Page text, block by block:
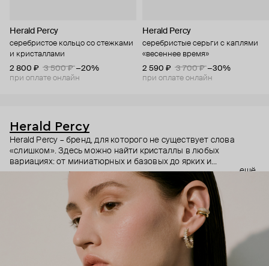
Herald Percy
серебристое кольцо со стежками
и кристаллами
2 800 ₽
3 500 ₽ −20%
при оплате онлайн
Herald Percy
серебристые серьги с каплями
«весеннее время»
2 590 ₽
3 700 ₽ −30%
при оплате онлайн
Herald Percy
Herald Percy – бренд, для которого не существует слова
«слишком». Здесь можно найти кристаллы в любых
вариациях: от миниатюрных и базовых до ярких и
массивных, которые сразу становятся главным элементом
образа. Героиня бренда – девушка из мегаполиса, которой
нужно как минимум 25 часов в сутках, чтобы все успеть, и
внушительный арсенал украшений, чтобы, поменяв серьги,
поехать на вечеринку сразу из офиса.
ещё